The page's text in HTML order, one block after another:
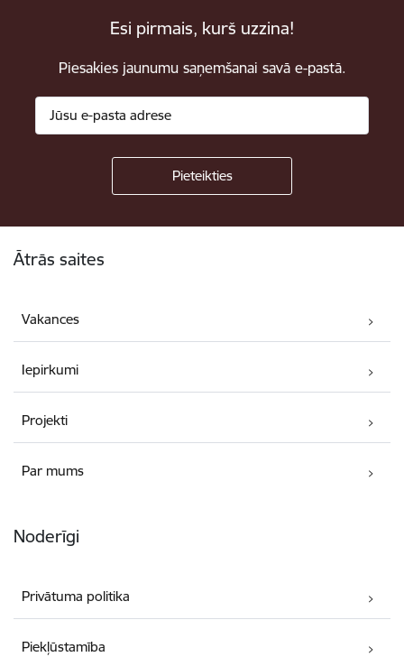
Esi pirmais, kurš uzzina!
Piesakies jaunumu saņemšanai savā e-pastā.
Ātrās saites
Vakances
Iepirkumi
Projekti
Par mums
Noderīgi
Privātuma politika
Piekļūstamība